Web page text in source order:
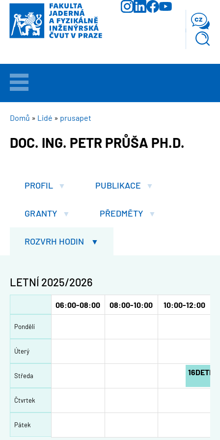
Přejít
hlavnímu
obsahu
VÍTEJTE
UCHAZEČI
STUDIUM
VÝZKUM
FAKULTA
cz
DROBEČKOVÁ
Domů Lidé prusapet
DOC. ING. PETR PRŮŠA PH.D.
PROFIL PUBLIKACE
GRANTY PŘEDMĚTY
ROZVRH HODIN
LETNÍ 2025/2026
Pondělí
Úterý
Středa
Čtvrtek
Pátek
06:00-08:00 08:00-10:00 10:00-12:00
16DETE